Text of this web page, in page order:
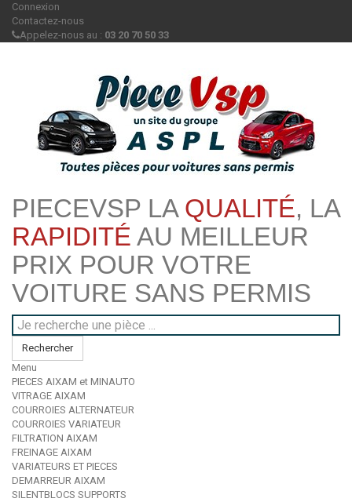
Connexion
Contactez-nous
Appelez-nous au : 03 20 70 50 33
PIECEVSP LA QUALITÉ, LA
RAPIDITÉ AU MEILLEUR
PRIX POUR VOTRE
VOITURE SANS PERMIS
Rechercher
Menu
PIECES AIXAM et MINAUTO
VITRAGE AIXAM
COURROIES ALTERNATEUR
COURROIES VARIATEUR
FILTRATION AIXAM
FREINAGE AIXAM
VARIATEURS ET PIECES
DEMARREUR AIXAM
SILENTBLOCS SUPPORTS